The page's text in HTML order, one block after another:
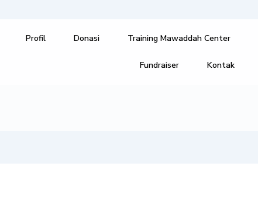
Profil Donasi Training Mawaddah Center
Fundraiser Kontak